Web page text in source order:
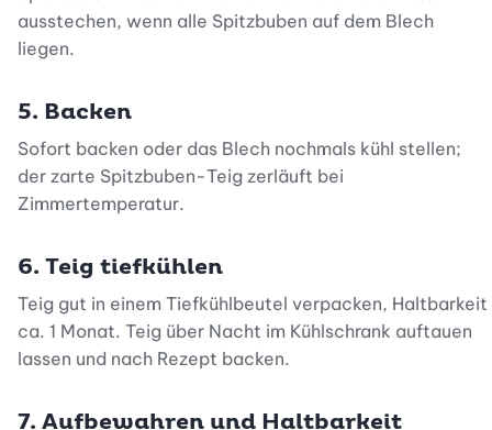
ausstechen, wenn alle Spitzbuben auf dem Blech
liegen.
5. Backen
Sofort backen oder das Blech nochmals kühl stellen;
der zarte Spitzbuben-Teig zerläuft bei
Zimmertemperatur.
6. Teig tiefkühlen
Teig gut in einem Tiefkühlbeutel verpacken, Haltbarkeit
ca. 1 Monat. Teig über Nacht im Kühlschrank auftauen
lassen und nach Rezept backen.
7. Aufbewahren und Haltbarkeit